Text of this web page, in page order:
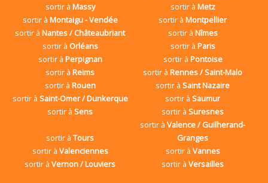
sortir à Massy sortir à Metz
sortir à Montaigu - Vendée sortir àMontpellier
sortir àNantes / Châteaubriant sortir à Nîmes
sortir à Orléans sortir à Paris
sortir à Perpignan sortir à Pontoise
sortir àReims sortir àRennes / Saint-Malo
sortir à Rouen sortir àSaint Nazaire
sortir à Saint-Omer / Dunkerque sortir àSaumur
sortir àSens sortir àSuresnes
sortir àTours
sortir àValence / Guilherand-
Granges
sortir à Valenciennes sortir à Vannes
sortir àVernon / Louviers sortir àVersailles